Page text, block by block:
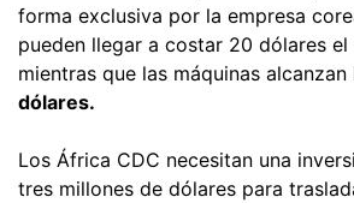
forma exclusiva por la empresa
pueden llegar a costar 20 dólares
mientras que las máquinas alcanzan
dólares.
Los África CDC necesitan una
tres millones de dólares para